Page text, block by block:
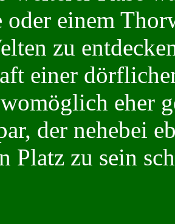
oder einem
zu
einer
eher
der nehebei
Platz zu sein